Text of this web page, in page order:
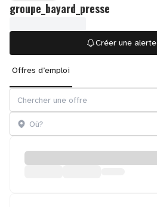
groupe_bayard_presse
Créer une alerte
Offres d’emploi